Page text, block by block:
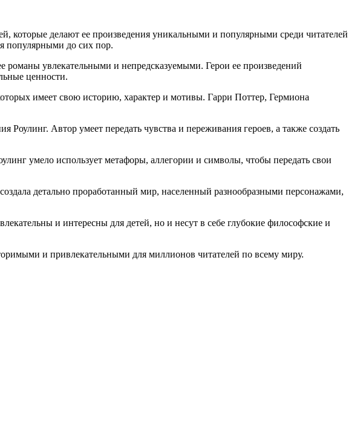
которые делают ее произведения уникальными и популярными среди читателей
популярными до сих пор.
романы увлекательными и непредсказуемыми. Герои ее произведений
ценности.
имеет свою историю, характер и мотивы. Гарри Поттер, Гермиона
Автор умеет передать чувства и переживания героев, а также создать
умело использует метафоры, аллегории и символы, чтобы передать свои
детально проработанный мир, населенный разнообразными персонажами,
и интересны для детей, но и несут в себе глубокие философские и
и привлекательными для миллионов читателей по всему миру.